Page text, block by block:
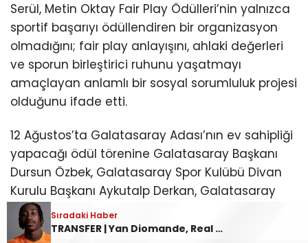
Sıradaki Haber
Mohamed Salah, Trabzonsporluların önünde imzayı attı
Serül, Metin Oktay Fair Play Ödülleri’nin yalnızca
sportif başarıyı ödüllendiren bir organizasyon
olmadığını; fair play anlayışını, ahlaki değerleri
ve sporun birleştirici ruhunu yaşatmayı
amaçlayan anlamlı bir sosyal sorumluluk projesi
olduğunu ifade etti.
12 Ağustos’ta Galatasaray Adası’nın ev sahipliği
yapacağı ödül törenine Galatasaray Başkanı
Dursun Özbek, Galatasaray Spor Kulübü Divan
Kurulu Başkanı Aykutalp Derkan, Galatasaray
Yönetim Kurulu ile spor camiasının önemli
temsilcileri ve davetliler de katılacak.
Sıradaki Haber
TRANSFER | Yan Diomande, Real Madrid’de